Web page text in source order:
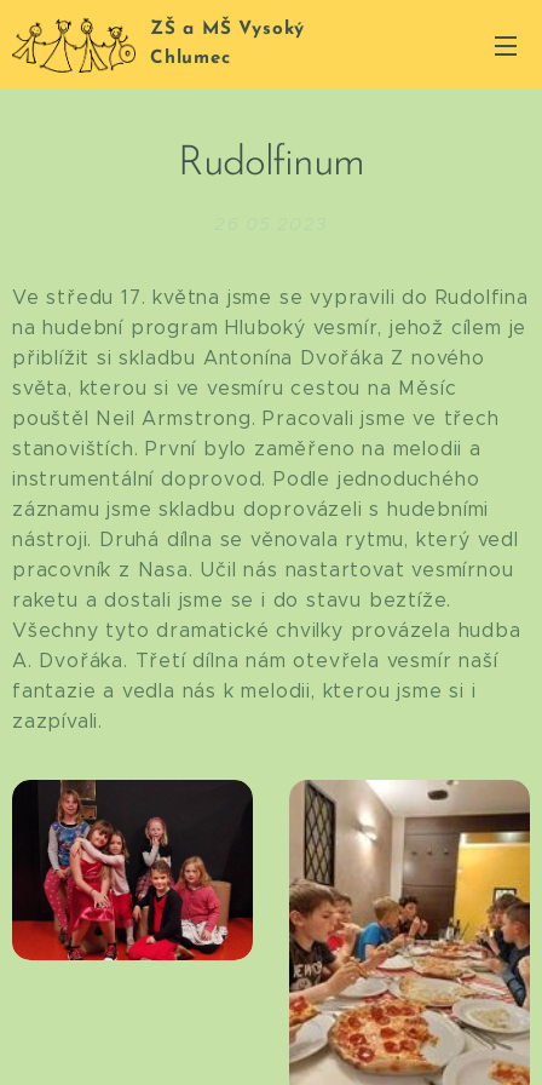
ZŠ a MŠ Vysoký
Chlumec
Rudolfinum
Ve středu 17. května jsme se vypravili do Rudolfina
na hudební program Hluboký vesmír, jehož cílem je
přiblížit si skladbu Antonína Dvořáka Z nového
světa, kterou si ve vesmíru cestou na Měsíc
pouštěl Neil Armstrong. Pracovali jsme ve třech
stanovištích. První bylo zaměřeno na melodii a
instrumentální doprovod. Podle jednoduchého
záznamu jsme skladbu doprovázeli s hudebními
nástroji. Druhá dílna se věnovala rytmu, který vedl
pracovník z Nasa. Učil nás nastartovat vesmírnou
raketu a dostali jsme se i do stavu beztíže.
Všechny tyto dramatické chvilky provázela hudba
A. Dvořáka. Třetí dílna nám otevřela vesmír naší
fantazie a vedla nás k melodii, kterou jsme si i
zazpívali.